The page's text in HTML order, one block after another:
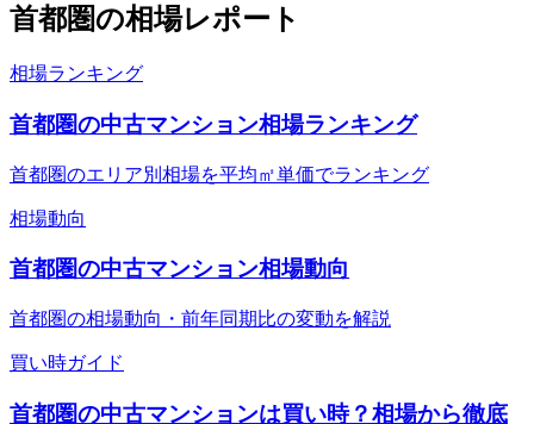
首都圏の相場レポート
相場ランキング
首都圏の中古マンション相場ランキング
首都圏のエリア別相場を平均㎡単価でランキング
相場動向
首都圏の中古マンション相場動向
首都圏の相場動向・前年同期比の変動を解説
買い時ガイド
首都圏の中古マンションは買い時？相場から徹底